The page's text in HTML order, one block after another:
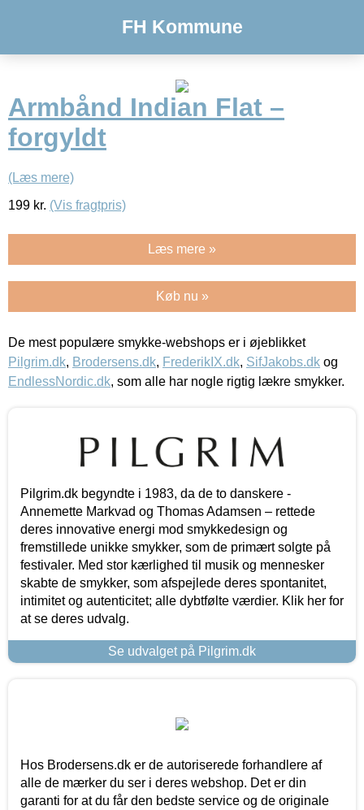
FH Kommune
Armbånd Indian Flat –
forgyldt
(Læs mere)
199 kr. (Vis fragtpris)
Læs mere »
Køb nu »
De mest populære smykke-webshops er i øjeblikket
Pilgrim.dk, Brodersens.dk, FrederikIX.dk, SifJakobs.dk og
EndlessNordic.dk, som alle har nogle rigtig lækre smykker.
Pilgrim.dk begyndte i 1983, da de to danskere -
Annemette Markvad og Thomas Adamsen – rettede
deres innovative energi mod smykkedesign og
fremstillede unikke smykker, som de primært solgte på
festivaler. Med stor kærlighed til musik og mennesker
skabte de smykker, som afspejlede deres spontanitet,
intimitet og autenticitet; alle dybtfølte værdier. Klik her for
at se deres udvalg.
Se udvalget på Pilgrim.dk
Hos Brodersens.dk er de autoriserede forhandlere af
alle de mærker du ser i deres webshop. Det er din
garanti for at du får den bedste service og de originale